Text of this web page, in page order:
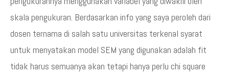
skala pengukuran. Berdasarkan info yang saya peroleh dari
dosen ternama di salah satu universitas terkenal syarat
untuk menyatakan model SEM yang digunakan adalah fit
tidak harus semuanya akan tetapi hanya perlu chi square